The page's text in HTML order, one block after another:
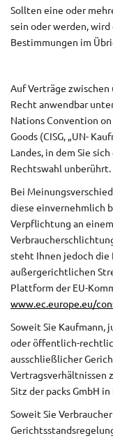
Sollten eine oder
sein oder werden,
Bestimmungen im
Auf Verträge
Recht anwendbar
Nations Convention
Goods (CISG, „UN-
Landes, in dem Sie
Rechtswahl unberührt.
Bei
diese einvernehmlich
Verpflichtung an
steht Ihnen jedoch die
außergerichtlichen
Plattform der EU-
www.ec.europe.eu/
Soweit Sie Kaufmann,
oder öffentlich-
ausschließlicher
Vertragsverhältnissen
Sitz der packs GmbH
Soweit Sie